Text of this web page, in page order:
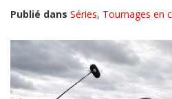
Publié dans Séries, Tournages en